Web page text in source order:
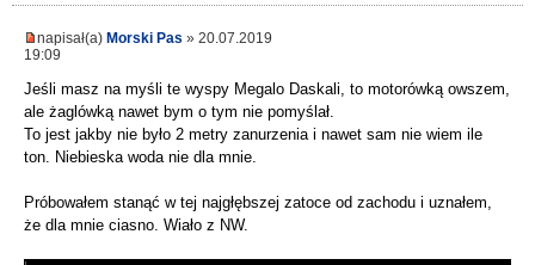
napisał(a) Morski Pas » 20.07.2019
19:09
Jeśli masz na myśli te wyspy Megalo Daskali, to motorówką owszem,
ale żaglówką nawet bym o tym nie pomyślał.
To jest jakby nie było 2 metry zanurzenia i nawet sam nie wiem ile
ton. Niebieska woda nie dla mnie.
Próbowałem stanąć w tej najgłębszej zatoce od zachodu i uznałem,
że dla mnie ciasno. Wiało z NW.